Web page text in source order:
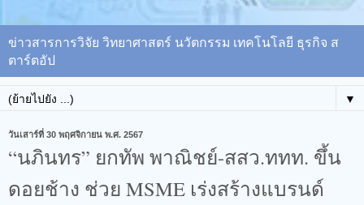
ข่าวสารการวิจัย วิทยาศาสตร์ นวัตกรรม เทคโนโลยี ธุรกิจ ส
ตาร์ตอัป
▼
วันเสาร์ที่ 30 พฤศจิกายน พ.ศ. 2567
“นภินทร” ยกทัพ พาณิชย์-สสว.ททท. ขึ้น
ดอยช้าง ช่วย MSME เร่งสร้างแบรนด์